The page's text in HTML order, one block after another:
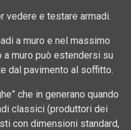
vedere e testare armadi.
a muro e nel massimo
muro può estendersi su
dal pavimento al soffitto.
che in generano quando
classici (produttori dei
con dimensioni standard,